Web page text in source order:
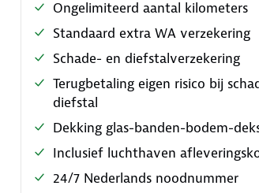
Ongelimiteerd aantal kilometers
Standaard extra WA verzekering
Schade- en diefstalverzekering
Terugbetaling eigen risico bij
diefstal
Dekking glas-banden-bodem-
Inclusief luchthaven
24/7 Nederlands noodnummer